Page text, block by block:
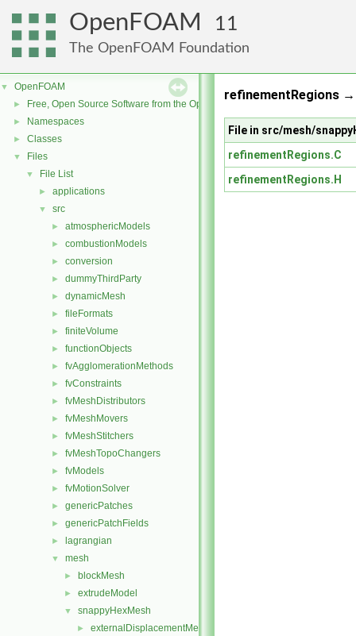
OpenFOAM 11
The OpenFOAM Foundation
▼ OpenFOAM
► Free, Open Source Software from the OpenFOAM Foundation
► Namespaces
► Classes
▼ Files
▼ File List
► applications
▼ src
► atmosphericModels
► combustionModels
► conversion
► dummyThirdParty
► dynamicMesh
► fileFormats
► finiteVolume
► functionObjects
► fvAgglomerationMethods
► fvConstraints
► fvMeshDistributors
► fvMeshMovers
► fvMeshStitchers
► fvMeshTopoChangers
► fvModels
► fvMotionSolver
► genericPatches
► genericPatchFields
► lagrangian
▼ mesh
► blockMesh
► extrudeModel
▼ snappyHexMesh
► externalDisplacementMeshMover
refinementRegions →
File in src/mesh/
refinementRegions.C
refinementRegions.H